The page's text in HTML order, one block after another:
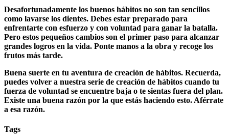
Desafortunadamente los buenos hábitos no son tan sencillos
como lavarse los dientes. Debes estar preparado para
enfrentarte con esfuerzo y con voluntad para ganar la batalla.
Pero estos pequeños cambios son el primer paso para alcanzar
grandes logros en la vida. Ponte manos a la obra y recoge los
frutos más tarde.
Buena suerte en tu aventura de creación de hábitos. Recuerda,
puedes volver a nuestra serie de creación de hábitos cuando tu
fuerza de voluntad se encuentre baja o te sientas fuera del plan.
Existe una buena razón por la que estás haciendo esto. Aférrate
a esa razón.
Tags